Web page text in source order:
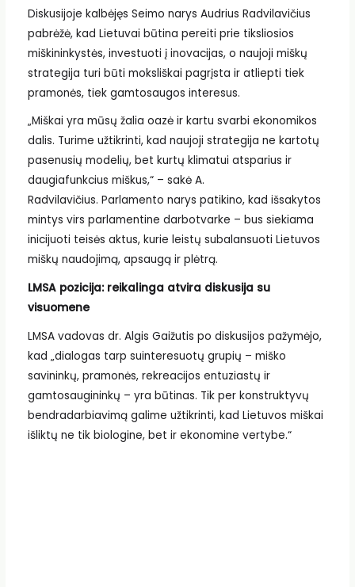
Diskusijoje kalbėjęs Seimo narys Audrius Radvilavičius
pabrėžė, kad Lietuvai būtina pereiti prie tiksliosios
miškininkystės, investuoti į inovacijas, o naujoji miškų
strategija turi būti moksliškai pagrįsta ir atliepti tiek
pramonės, tiek gamtosaugos interesus.
„Miškai yra mūsų žalia oazė ir kartu svarbi ekonomikos
dalis. Turime užtikrinti, kad naujoji strategija ne kartotų
pasenusių modelių, bet kurtų klimatui atsparius ir
daugiafunkcius miškus,“ – sakė A.
Radvilavičius. Parlamento narys patikino, kad išsakytos
mintys virs parlamentine darbotvarke – bus siekiama
inicijuoti teisės aktus, kurie leistų subalansuoti Lietuvos
miškų naudojimą, apsaugą ir plėtrą.
LMSA pozicija: reikalinga atvira diskusija su
visuomene
LMSA vadovas dr. Algis Gaižutis po diskusijos pažymėjo,
kad „dialogas tarp suinteresuotų grupių – miško
savininkų, pramonės, rekreacijos entuziastų ir
gamtosaugininkų – yra būtinas. Tik per konstruktyvų
bendradarbiavimą galime užtikrinti, kad Lietuvos miškai
išliktų ne tik biologine, bet ir ekonomine vertybe.“